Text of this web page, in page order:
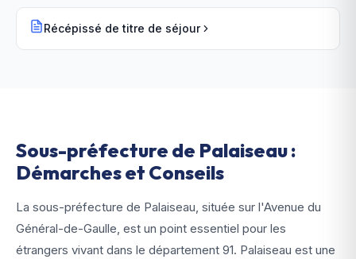
Récépissé de titre de séjour
Sous-préfecture de Palaiseau :
Démarches et Conseils
La sous-préfecture de Palaiseau, située sur l'Avenue du
Général-de-Gaulle, est un point essentiel pour les
étrangers vivant dans le département 91. Palaiseau est une